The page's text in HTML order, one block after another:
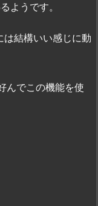
ようです。
結構いい感じに動
んでこの機能を使